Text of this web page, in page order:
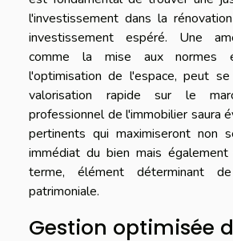
l'investissement dans la
investissement espéré. Une
comme la mise aux normes
l'optimisation de l'espace, peut
valorisation rapide sur le
professionnel de l'immobilier saura
pertinents qui maximiseront non
immédiat du bien mais
terme, élément déterminant
patrimoniale.
Gestion optimisée